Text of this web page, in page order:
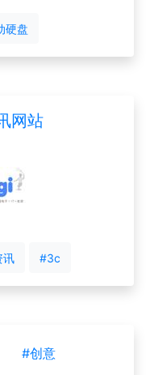
硬盘
网站
讯 #3c
#创意